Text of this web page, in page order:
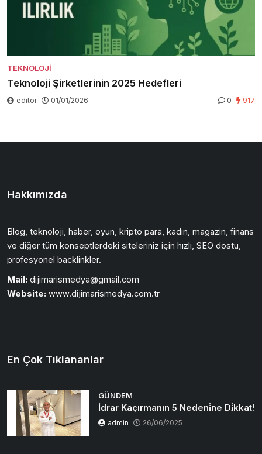
TEKNOLOJI
Teknoloji Şirketlerinin 2025 Hedefleri
editor 01/01/2026 0 917
Hakkımızda
Blog, teknoloji, haber, oyun, kripto para, kadın, magazin, finans
ve diğer tüm konseptlerdeki siteleriniz için hızlı, SEO dostu,
profesyonel backlinkler.
Mail: dijimarismedya@gmail.com
Website: www.dijimarismedya.com.tr
En Çok Tıklananlar
GÜNDEM
İdrar Kaçırmanın 5 Nedeni̇ne Di̇kkat!
admin 26/06/2025